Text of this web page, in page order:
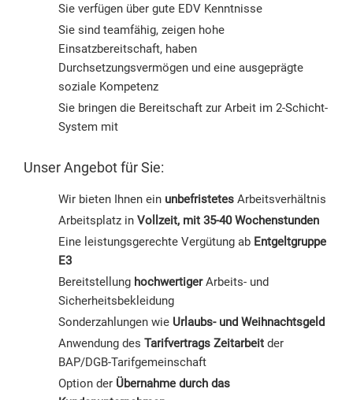
Sie verfügen über gute EDV Kenntnisse
Sie sind teamfähig, zeigen hohe
Einsatzbereitschaft, haben
Durchsetzungsvermögen und eine ausgeprägte
soziale Kompetenz
Sie bringen die Bereitschaft zur Arbeit im 2-Schicht-
System mit
Unser Angebot für Sie:
Wir bieten Ihnen ein unbefristetes Arbeitsverhältnis
Arbeitsplatz in Vollzeit, mit 35-40 Wochenstunden
Eine leistungsgerechte Vergütung ab Entgeltgruppe
E3
Bereitstellung hochwertigerArbeits- und
Sicherheitsbekleidung
Sonderzahlungen wie Urlaubs- und Weihnachtsgeld
Anwendung des Tarifvertrags Zeitarbeit der
BAP/DGB-Tarifgemeinschaft
Option der Übernahme durch das